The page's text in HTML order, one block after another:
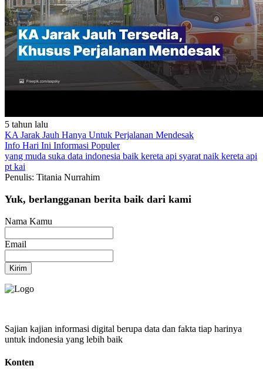
5 tahun lalu
KA Jarak Jauh Hanya Untuk Perjalanan Mendesak
Info Hari Ini Informasi Populer
yang muda suka data indonesia baik kereta api syarat naik kereta api
pt kai
Penulis: Titania Nurrahim
Yuk, berlangganan berita baik dari kami
Nama Kamu
Email
Kirim
Sajian kajian informasi digital berupa data dan fakta tiap harinya
untuk indonesia yang lebih baik
Konten